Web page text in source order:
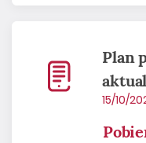
Plan
15/10/